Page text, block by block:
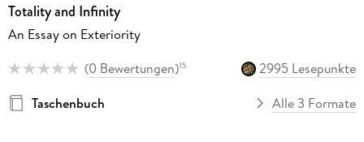
Totality and Infinity
An Essay on Exteriority
(0 Bewertungen)15
2995 Lesepunkte
Taschenbuch
Alle 3 Formate